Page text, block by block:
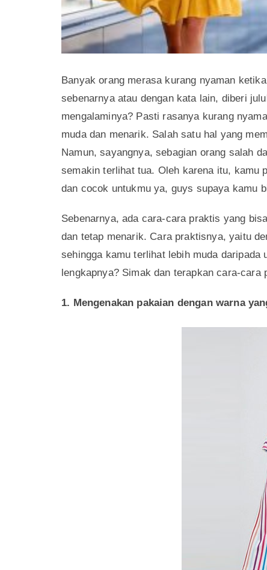
Banyak orang merasa kurang nyaman
sebenarnya atau dengan kata lain, diberi
muda dan menarik. Salah satu hal yang
Namun, sayangnya, sebagian orang salah
semakin terlihat tua. Oleh karena itu, kamu
dan cocok untukmu ya, guys supaya kamu
Sebenarnya, ada cara-cara praktis yang
dan tetap menarik. Cara praktisnya, yaitu
sehingga kamu terlihat lebih muda
lengkapnya? Simak dan terapkan cara-
1. Mengenakan pakaian dengan warna